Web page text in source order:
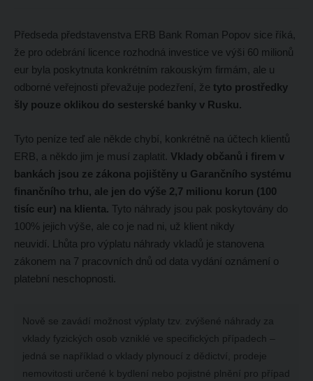
Předseda představenstva ERB Bank Roman Popov sice říká,
že pro odebrání licence rozhodná investice ve výši 60 milionů
eur byla poskytnuta konkrétním rakouským firmám, ale u
odborné veřejnosti převažuje podezření, že tyto prostředky
šly pouze oklikou do sesterské banky v Rusku.
Tyto peníze teď ale někde chybí, konkrétně na účtech klientů
ERB, a někdo jim je musí zaplatit. Vklady občanů i firem v
bankách jsou ze zákona pojištěny u Garančního systému
finančního trhu, ale jen do výše 2,7 milionu korun (100
tisíc eur) na klienta. Tyto náhrady jsou pak poskytovány do
100% jejich výše, ale co je nad ni, už klient nikdy
neuvidí. Lhůta pro výplatu náhrady vkladů je stanovena
zákonem na 7 pracovních dnů od data vydání oznámení o
platební neschopnosti.
Nově se zavádí možnost výplaty tzv. zvýšené náhrady za
vklady fyzických osob vzniklé ve specifických případech –
jedná se například o vklady plynoucí z dědictví, prodeje
nemovitosti určené k bydlení nebo pojistné plnění pro případ